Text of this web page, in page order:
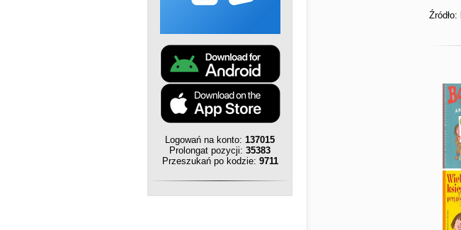
Logowań na konto: 137015
Prolongat pozycji: 35383
Przeszukań po kodzie: 9711
Źródło: